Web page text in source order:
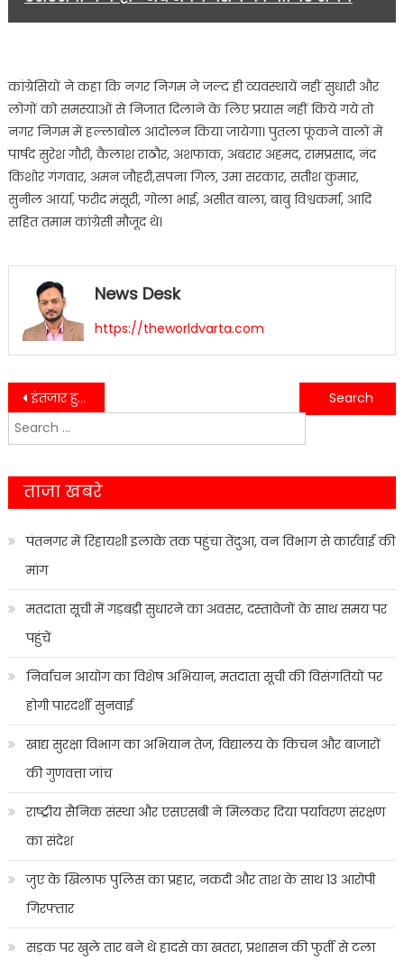
कांग्रेसियों ने कहा कि नगर निगम ने जल्द ही व्यवस्थायें नहीं सुधारी और
लोगों को समस्याओं से निजात दिलाने के लिए प्रयास नहीं किये गये तो
नगर निगम में हल्लाबोल आंदोलन किया जायेगा। पुतला फूंकने वालों में
पार्षद सुरेश गौरी, कैलाश राठौर, अशफाक, अबरार अहमद, रामप्रसाद, नंद
किशोर गंगवार, अमन जौहरी,सपना गिल, उमा सरकार, सतीश कुमार,
सुनील आर्या, फरीद मंसूरी, गोला भाई, असीत बाला, बाबु विश्वकर्मा, आदि
सहित तमाम कांग्रेसी मौजूद थे।
News Desk
https://theworldvarta.com
Post
navigation
इंतजार हुसैन के भाजपा,अल्पसंख्यक मोर्चे के पुन: प्रदेश अध्यक्ष बनने पर किया गया जोरदार स्वागत….
कर्नाटक- भाजपा संसदीय बोर्ड के नेताओं पर रिश्वत खोरी के मामले हुए दर्ज….
Search
for:
ताजा खबरे
पंतनगर में रिहायशी इलाके तक पहुंचा तेंदुआ, वन विभाग से कार्रवाई की
मांग
मतदाता सूची में गड़बड़ी सुधारने का अवसर, दस्तावेजों के साथ समय पर
पहुंचें
निर्वाचन आयोग का विशेष अभियान, मतदाता सूची की विसंगतियों पर
होगी पारदर्शी सुनवाई
खाद्य सुरक्षा विभाग का अभियान तेज, विद्यालय के किचन और बाजारों
की गुणवत्ता जांच
राष्ट्रीय सैनिक संस्था और एसएसबी ने मिलकर दिया पर्यावरण संरक्षण
का संदेश
जुए के खिलाफ पुलिस का प्रहार, नकदी और ताश के साथ 13 आरोपी
गिरफ्तार
सड़क पर खुले तार बने थे हादसे का खतरा, प्रशासन की फुर्ती से टला